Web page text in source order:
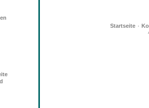
Startseite·